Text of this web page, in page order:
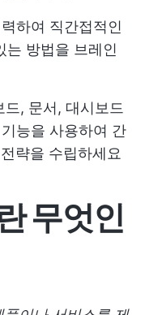
하여 직간접적인
는 방법을 브레인
드, 문서, 대시보드
능을 사용하여 간
략을 수립하세요
무엇인